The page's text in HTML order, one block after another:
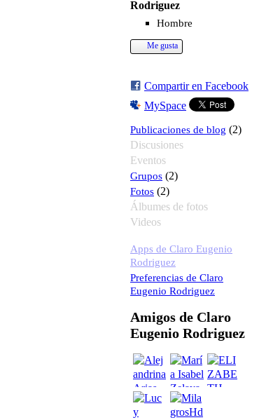
Rodriguez
Hombre
Me gusta
Compartir en Facebook
MySpace
Publicaciones de blog (2)
Discusiones
Eventos
Grupos (2)
Fotos (2)
Álbumes de fotos
Videos
Apps de Claro Eugenio
Rodriguez
Preferencias de Claro
Eugenio Rodriguez
Amigos de Claro
Eugenio Rodriguez